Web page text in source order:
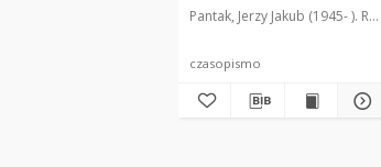
Pantak, Jerzy Jakub (1945- ). Red.
czasopismo